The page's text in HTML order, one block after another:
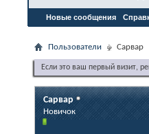
Новые сообщения
Пользователи Сарвар
Если это ваш первый визит,
Сарвар
Новичок